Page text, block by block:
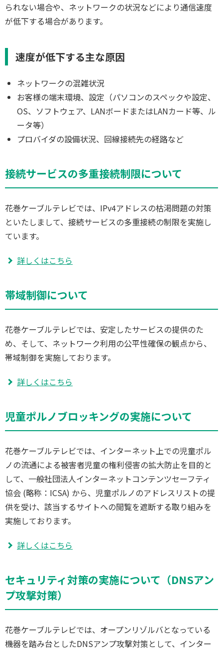
られない場合や、ネットワークの状況などにより通信速度
が低下する場合があります。
速度が低下する主な原因
ネットワークの混雑状況
お客様の端末環境、設定（パソコンのスペックや設定、
OS、ソフトウェア、LANボードまたはLANカード等、ル
ータ等）
プロバイダの設備状況、回線接続先の経路など
接続サービスの多重接続制限について
花巻ケーブルテレビでは、IPv4アドレスの枯渇問題の対策
といたしまして、接続サービスの多重接続の制限を実施し
ています。
詳しくはこちら
帯域制御について
花巻ケーブルテレビでは、安定したサービスの提供のた
め、そして、ネットワーク利用の公平性確保の観点から、
帯域制御を実施しております。
詳しくはこちら
児童ポルノブロッキングの実施について
花巻ケーブルテレビでは、インターネット上での児童ポル
ノの流通による被害者児童の権利侵害の拡大防止を目的と
して、一般社団法人インターネットコンテンツセーフティ
協会 (略称：ICSA) から、児童ポルノのアドレスリストの提
供を受け、該当するサイトへの閲覧を遮断する取り組みを
実施しております。
詳しくはこちら
セキュリティ対策の実施について（DNSアン
プ攻撃対策）
花巻ケーブルテレビでは、オープンリゾルバとなっている
機器を踏み台としたDNSアンプ攻撃対策として、インター